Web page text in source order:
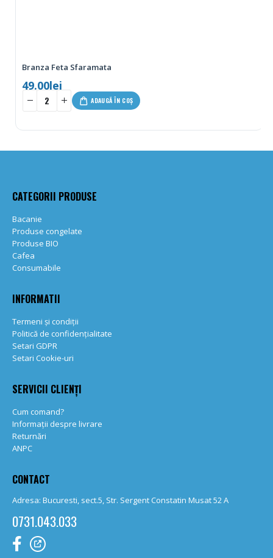
Branza Feta Sfaramata
49.00lei
ADAUGĂ ÎN COȘ
CATEGORII PRODUSE
Bacanie
Produse congelate
Produse BIO
Cafea
Consumabile
INFORMATII
Termeni și condiții
Politică de confidențialitate
Setari GDPR
Setari Cookie-uri
SERVICII CLIENȚI
Cum comand?
Informații despre livrare
Returnări
ANPC
CONTACT
Adresa: Bucuresti, sect.5, Str. Sergent Constatin Musat 52 A
0731.043.033